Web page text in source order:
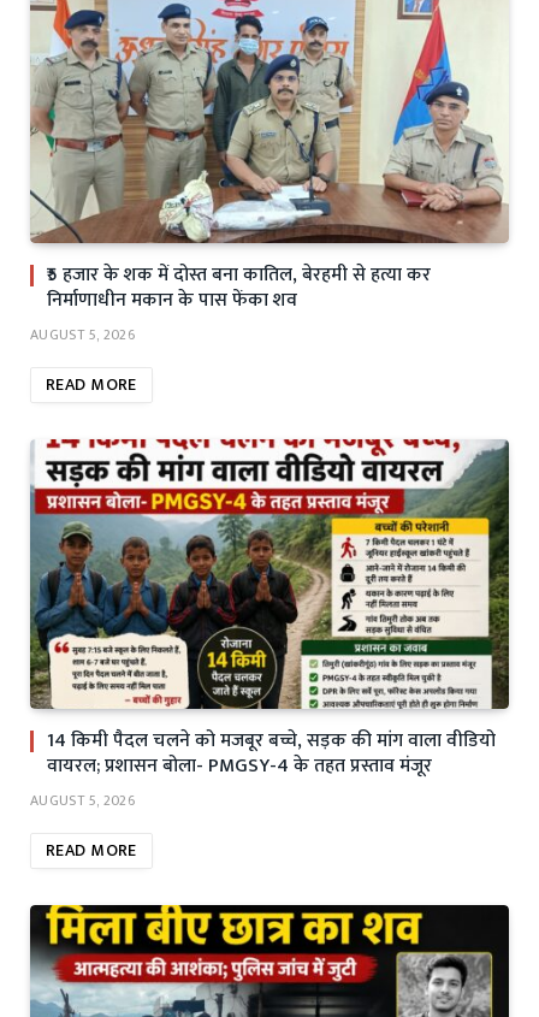
₹5 हजार के शक में दोस्त बना कातिल, बेरहमी से हत्या कर
निर्माणाधीन मकान के पास फेंका शव
AUGUST 5, 2026
READ MORE
14 किमी पैदल चलने को मजबूर बच्चे, सड़क की मांग वाला वीडियो
वायरल; प्रशासन बोला- PMGSY-4 के तहत प्रस्ताव मंजूर
AUGUST 5, 2026
READ MORE